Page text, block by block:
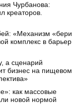
Чурбанова:
креаторов.
«Механизм «бери
комплекс в барьер
а сценарий
бизнес на пищевом
как массовые
новой нормой